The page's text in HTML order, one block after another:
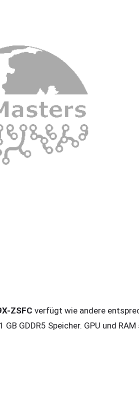
ZSFC verfügt wie andere
GB GDDR5 Speicher. GPU und